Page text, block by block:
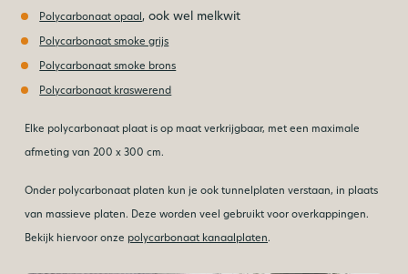
Polycarbonaat opaal, ook wel melkwit
Polycarbonaat smoke grijs
Polycarbonaat smoke brons
Polycarbonaat kraswerend
Elke polycarbonaat plaat is op maat verkrijgbaar, met een maximale
afmeting van 200 x 300 cm.
Onder polycarbonaat platen kun je ook tunnelplaten verstaan, in plaats
van massieve platen. Deze worden veel gebruikt voor overkappingen.
Bekijk hiervoor onze polycarbonaat kanaalplaten.